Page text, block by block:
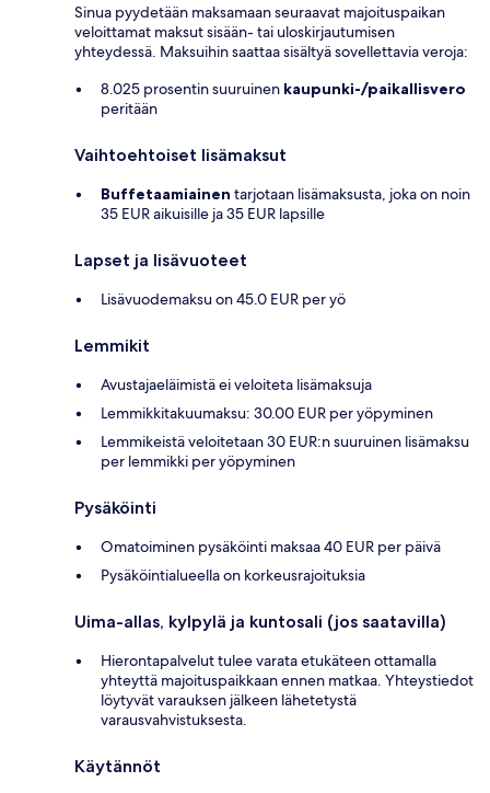
Sinua pyydetään maksamaan seuraavat majoituspaikan
veloittamat maksut sisään- tai uloskirjautumisen
yhteydessä. Maksuihin saattaa sisältyä sovellettavia veroja:
8.025 prosentin suuruinen kaupunki-/paikallisvero
peritään
Vaihtoehtoiset lisämaksut
Buffetaamiainen tarjotaan lisämaksusta, joka on noin
35 EUR aikuisille ja 35 EUR lapsille
Lapset ja lisävuoteet
Lisävuodemaksu on 45.0 EUR per yö
Lemmikit
Avustajaeläimistä ei veloiteta lisämaksuja
Lemmikkitakuumaksu: 30.00 EUR per yöpyminen
Lemmikeistä veloitetaan 30 EUR:n suuruinen lisämaksu
per lemmikki per yöpyminen
Pysäköinti
Omatoiminen pysäköinti maksaa 40 EUR per päivä
Pysäköintialueella on korkeusrajoituksia
Uima-allas, kylpylä ja kuntosali (jos saatavilla)
Hierontapalvelut tulee varata etukäteen ottamalla
yhteyttä majoituspaikkaan ennen matkaa. Yhteystiedot
löytyvät varauksen jälkeen lähetetystä
varausvahvistuksesta.
Käytännöt